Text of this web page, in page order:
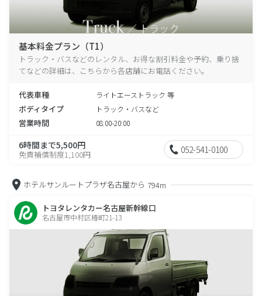
基本料金プラン（T1）
トラック・バスなどのレンタル、お得な割引料金や予約、乗り捨
てなどの詳細は、こちらから各店舗にお電話ください。
代表車種 ライトエーストラック 等
ボディタイプ トラック・バスなど
営業時間 08:00-20:00
6時間まで5,500円
免責補償制度1,100円 052-541-0100
ホテルサンルートプラザ名古屋から 794m
トヨタレンタカー名古屋新幹線口
名古屋市中村区椿町21-13